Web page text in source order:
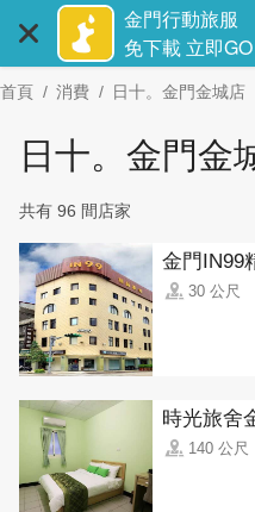
主
要
金門行動旅服
免下載 立即GO
首頁 消費 日十。金門金城店
日十。金門金
共有 96 間店家
金門IN99
30 公尺
時光旅舍
140 公尺